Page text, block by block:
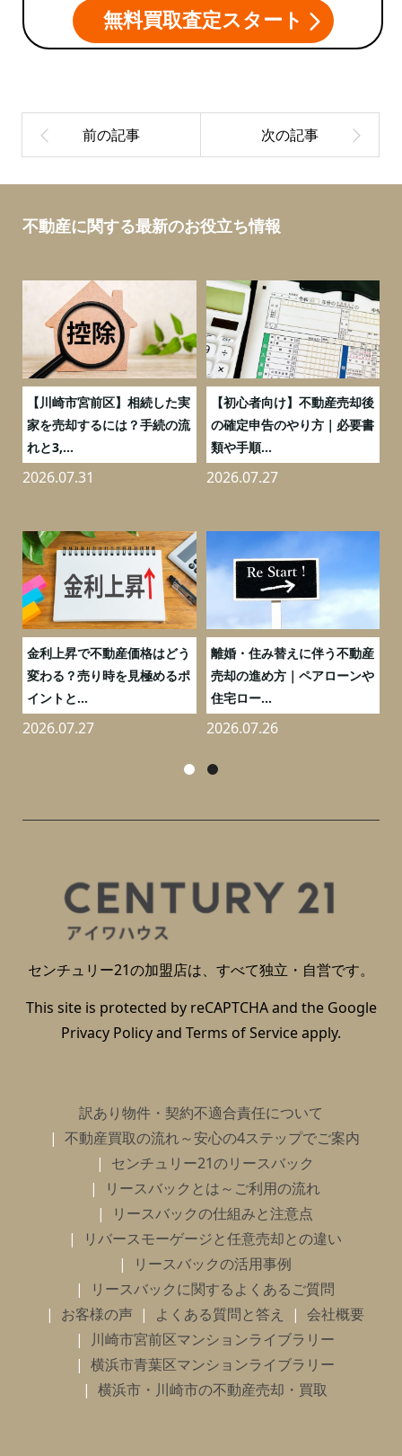
無料買取査定スタート
不動産に関する最新のお役立ち情報
【川崎市宮前区】相続した実
家を売却するには？手続の流
れと3,...
2026.07.31
【初心者向け】不動産売却後
の確定申告のやり方｜必要書
類や手順...
2026.07.27
金利上昇で不動産価格はどう
変わる？売り時を見極めるポ
イントと...
2026.07.27
離婚・住み替えに伴う不動産
売却の進め方｜ペアローンや
住宅ロー...
2026.07.26
センチュリー21の加盟店は、すべて独立・自営です。
This site is protected by reCAPTCHA and the Google
Privacy Policyand Terms of Serviceapply.
訳あり物件・契約不適合責任について
不動産買取の流れ～安心の4ステップでご案内
センチュリー21のリースバック
リースバックとは～ご利用の流れ
リースバックの仕組みと注意点
リバースモーゲージと任意売却との違い
リースバックの活用事例
リースバックに関するよくあるご質問
お客様の声
よくある質問と答え
会社概要
川崎市宮前区マンションライブラリー
横浜市青葉区マンションライブラリー
横浜市・川崎市の不動産売却・買取